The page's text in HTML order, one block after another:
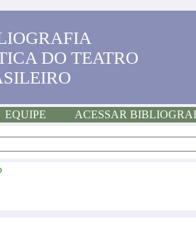
DO TEATRO
EQUIPE ACESSAR